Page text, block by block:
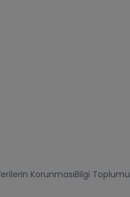
KorunmasıBilgi